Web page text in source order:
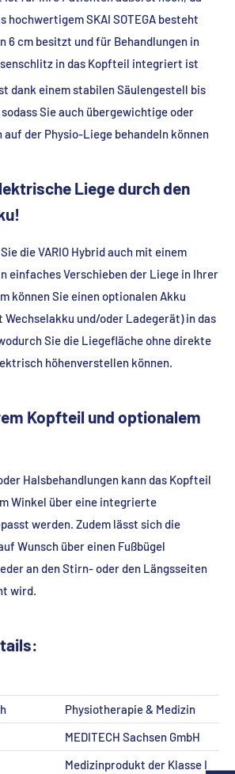
hochwertigem SKAI SOTEGA besteht
6 cm besitzt und für Behandlungen in
in das Kopfteil integriert ist
dank einem stabilen Säulengestell bis
Sie auch übergewichtige oder
auf der Physio-Liege behandeln können
Liege durch den
die VARIO Hybrid auch mit einem
einfaches Verschieben der Liege in Ihrer
können Sie einen optionalen Akku
Wechselakku und/oder Ladegerät) in das
Sie die Liegefläche ohne direkte
höhenverstellen können.
Kopfteil und optionalem
Halsbehandlungen kann das Kopfteil
Winkel über eine integrierte
werden. Zudem lässt sich die
Wunsch über einen Fußbügel
an den Stirn- oder den Längsseiten
wird.
Physiotherapie & Medizin
MEDITECH Sachsen GmbH
Medizinprodukt der Klasse I